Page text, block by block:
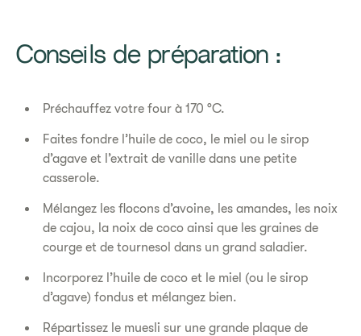
Conseils de préparation :
Préchauffez votre four à 170 °C.
Faites fondre l’huile de coco, le miel ou le sirop
d’agave et l’extrait de vanille dans une petite
casserole.
Mélangez les flocons d’avoine, les amandes, les noix
de cajou, la noix de coco ainsi que les graines de
courge et de tournesol dans un grand saladier.
Incorporez l’huile de coco et le miel (ou le sirop
d’agave) fondus et mélangez bien.
Répartissez le muesli sur une grande plaque de